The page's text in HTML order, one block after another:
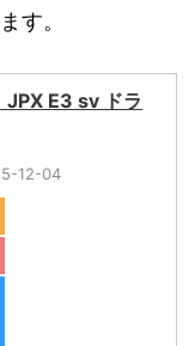
す。
E3 sv ドラ
12-04